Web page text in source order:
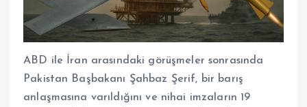
ABD ile İran arasındaki görüşmeler sonrasında
Pakistan Başbakanı Şahbaz Şerif, bir barış
anlaşmasına varıldığını ve nihai imzaların 19